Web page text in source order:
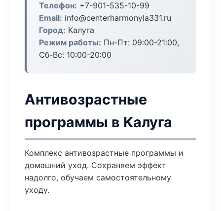
Телефон: +7-901-535-10-99
Email: info@centerharmonyla331.ru
Город: Калуга
Режим работы: Пн-Пт: 09:00-21:00,
Сб-Вс: 10:00-20:00
Антивозрастные
программы в Калуга
Комплекс антивозрастные программы и
домашний уход. Сохраняем эффект
надолго, обучаем самостоятельному
уходу.